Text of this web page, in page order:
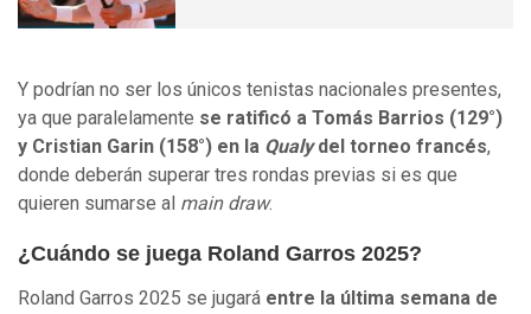
Y podrían no ser los únicos tenistas nacionales presentes,
ya que paralelamente se ratificó a Tomás Barrios (129°)
y Cristian Garin (158°) en la Qualydel torneo francés,
donde deberán superar tres rondas previas si es que
quieren sumarse al main draw.
¿Cuándo se juega Roland Garros 2025?
Roland Garros 2025 se jugará entre la última semana de